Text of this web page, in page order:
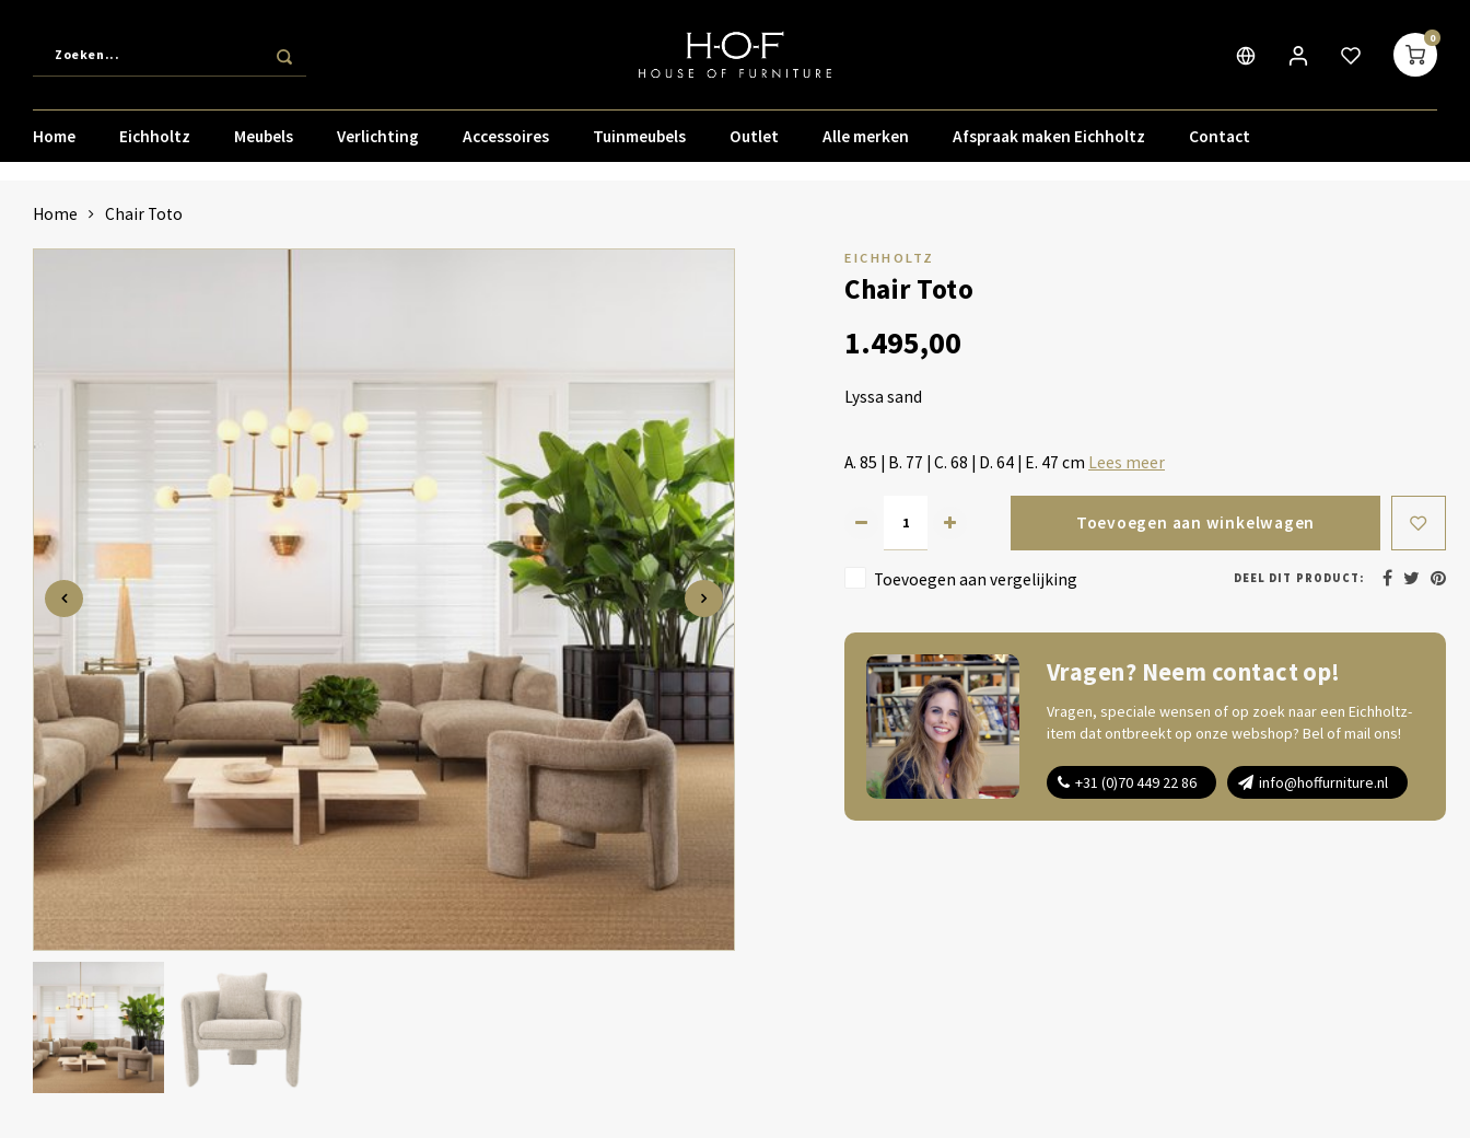
0
Home Eichholtz Meubels Verlichting Accessoires Tuinmeubels Outlet Alle merken Afspraak maken Eichholtz Contact
Home Chair Toto
EICHHOLTZ
Chair Toto
1.495,00
Lyssa sand
A. 85 | B. 77 | C. 68 | D. 64 | E. 47 cm Lees meer
Toevoegen aan winkelwagen
Toevoegen aan vergelijking DEEL DIT PRODUCT:
Vragen? Neem contact op!
Vragen, speciale wensen of op zoek naar een Eichholtz-
item dat ontbreekt op onze webshop? Bel of mail ons!
+31 (0)70 449 22 86 info@hoffurniture.nl